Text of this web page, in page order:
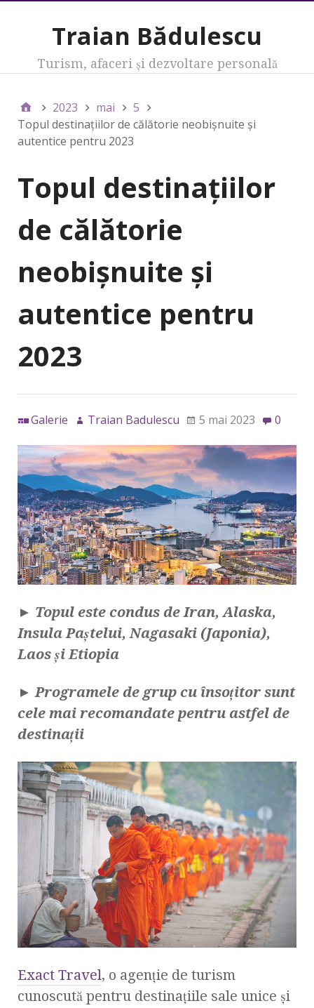
Traian Bădulescu
Turism, afaceri şi dezvoltare personală
2023 mai
5
Topul destinațiilor de călătorie neobișnuite și
autentice pentru 2023
Topul destinațiilor
de călătorie
neobișnuite și
autentice pentru
2023
Galerie Traian Badulescu 5 mai 2023 0
► Topul este condus deIran, Alaska,
Insula Paștelui, Nagasaki (Japonia),
Laos și Etiopia
► Programele de grup cu însoțitor sunt
cele mai recomandate pentru astfel de
destinații
Exact Travel, o agenție de turism
cunoscută pentru destinațiile sale unice și